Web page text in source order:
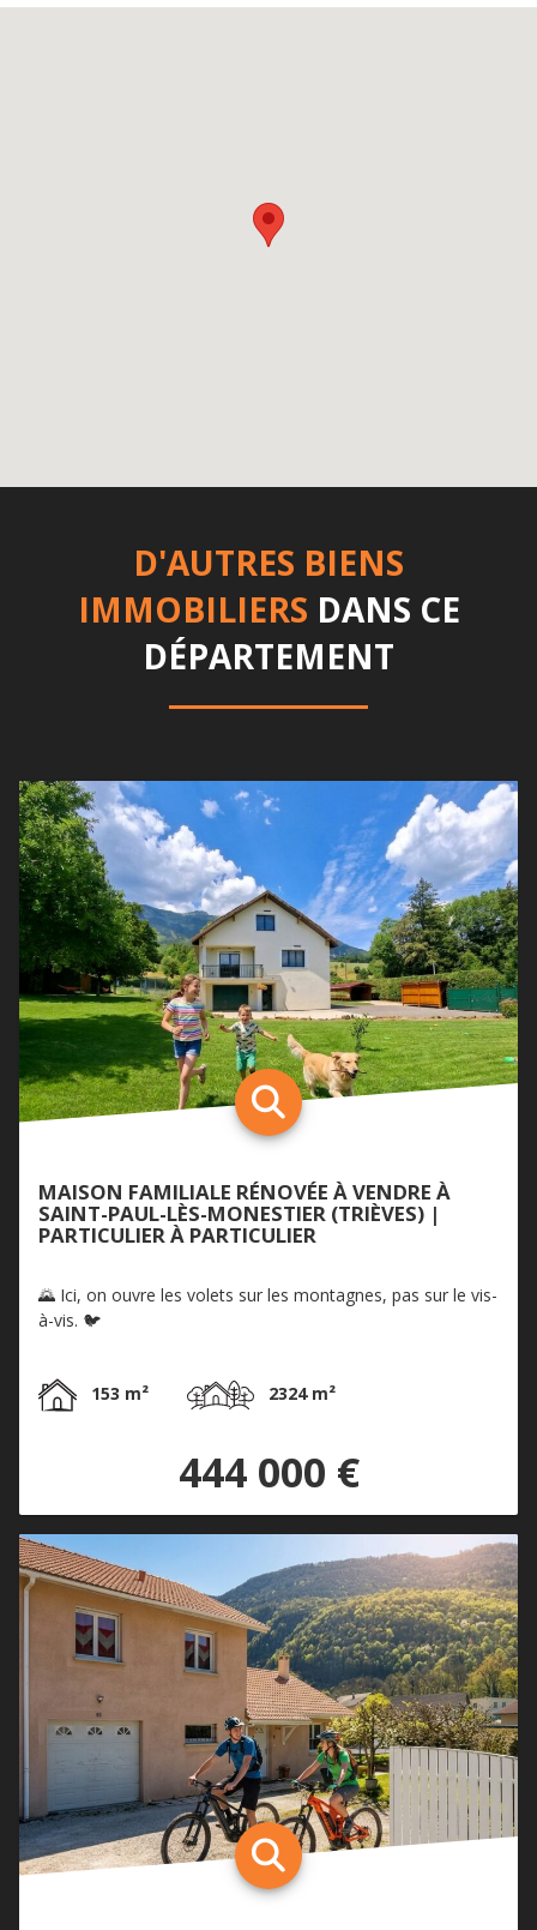
D'AUTRES BIENS
IMMOBILIERS DANS CE
DÉPARTEMENT
MAISON FAMILIALE RÉNOVÉE À VENDRE À
SAINT-PAUL-LÈS-MONESTIER (TRIÈVES) |
PARTICULIER À PARTICULIER
🌄 Ici, on ouvre les volets sur les montagnes, pas sur le vis-
à-vis. 🐦
153 m² 2324 m²
444 000 €